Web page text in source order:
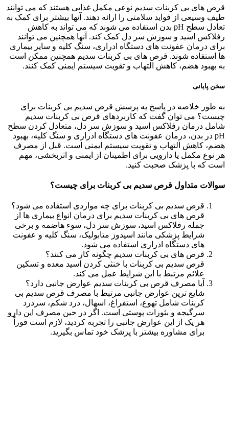
قرص های بی کربنات سدیم نوعی مکمل غذایی هستند که می توانند
طیف وسیعی از فواید سلامتی را ارائه دهند. آنها بیشتر برای کمک به
تعادل سطح pH بدن استفاده می شوند که می تواند به کاهش
رفلاکس اسید و سوزش سر دل کمک کند. آنها همچنین می توانند
برای درمان عفونت های دستگاه ادراری، سنگ کلیه و سایر بیماری
ها استفاده شوند. قرص های بی کربنات سدیم همچنین ممکن است
به بهبود هضم، کاهش التهاب و تقویت سیستم ایمنی کمک کنند.
سخن پایانی
به طور خلاصه در پاسخ به پرسش قرص سدیم بی کربنات برای
چیست؟ می توان گفت که کاربردهای قرص بی کربنات سدیم
شامل درمان رفلاکس اسید و سوزش سر دل، متعادل کردن سطح
pH در بدن، درمان عفونت های دستگاه ادراری و سنگ کلیه، بهبود
هضم، کاهش التهاب و تقویت سیستم ایمنی است. قبل از مصرف
هر نوع مکمل یا دارویی برای اطمینان از ایمنی و اثربخشی، مهم
است که با پزشک صحبت کنید.
سوالات متداول قرص سدیم بی کربنات برای چیست؟
قرص سدیم بی کربنات برای چه مواردی استفاده می شود؟
قرص های بی کربنات سدیم برای درمان انواع بیماری ها از
جمله رفلاکس اسید، سوزش سر دل، سوء هاضمه و برخی
شرایط پزشکی مانند اسیدوز متابولیک، سنگ کلیه و عفونت
های دستگاه ادراری استفاده می شود.
قرص های بی کربنات سدیم چگونه کار می کنند؟
قرص سدیم بی کربنات با خنثی کردن اسید معده و تسکین
علائم مرتبط با این شرایط عمل می کند.
آیا مصرف قرص بی کربنات سدیم عوارض جانبی دارد؟
شایع ترین عوارض جانبی مرتبط با مصرف قرص سدیم بی
کربنات شامل تهوع، استفراغ، اسهال، درد شکم، سردرد
سرگیجه و بثورات پوستی است. اگر در حین مصرف این دارو
هر یک از این عوارض جانبی را تجربه کردید، لازم است فوراً
برای مشاوره بیشتر با پزشک خود تماس بگیرید.